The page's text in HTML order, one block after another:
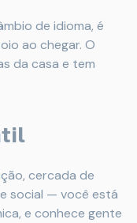
de idioma, é
ao chegar. O
da casa e tem
cercada de
social — você está
e conhece gente